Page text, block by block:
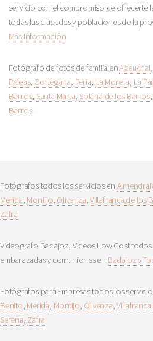
servicio con el compromiso de ofrecerte
todas las ciudades y poblaciones de la
Más Información
Fotógrafo de fotos de familia enAceuchal
Peleas, Cortegana, Feria, La Morera, La
Barros, Santa Marta, Solana de los Barros
Barros
Fotógrafos todos los servicios en
Merida, Montijo, Olivenza,Villafranca de los
Zafra
Videografo Badajoz, Videos Low Cost
embarazadas y comuniones en Badajoz y
Fotógrafos para Empresas todos los
Benito, Mérida, Montijo, Olivenza,
Serena, Zafra